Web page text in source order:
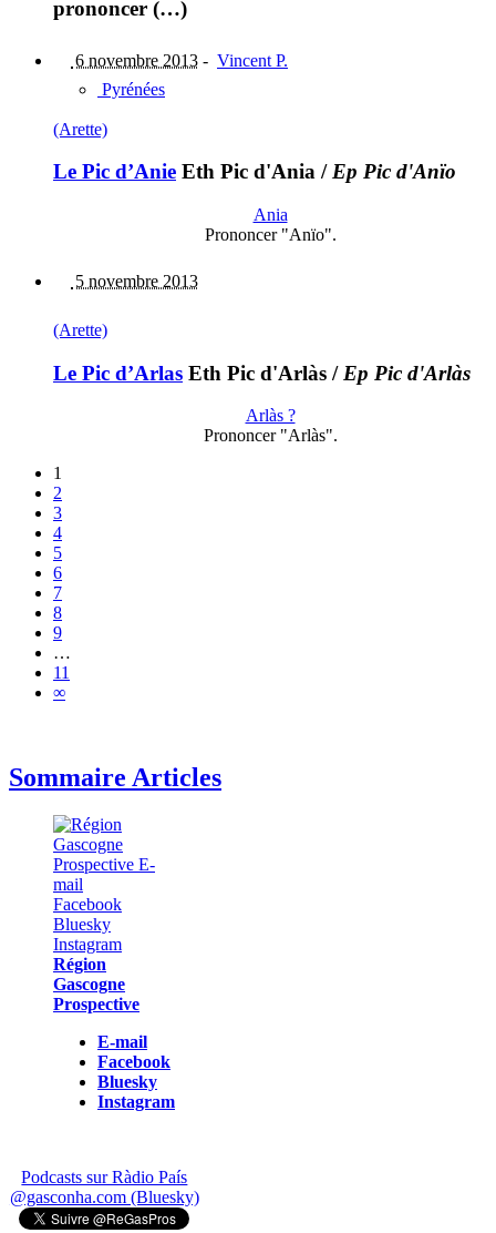
prononcer (…)
6 novembre 2013 - Vincent P.
Pyrénées
(Arette)
Le Pic d’Anie Eth Pic d'Ania /Ep Pic d'Anïo
Ania
Prononcer "Anïo".
5 novembre 2013
(Arette)
Le Pic d’Arlas Eth Pic d'Arlàs / Ep Pic d'Arlàs
Arlàs ?
Prononcer "Arlàs".
1
2
3
4
5
6
7
8
9
…
11
∞
Sommaire Articles
Région
Gascogne
Prospective
E-mail
Facebook
Bluesky
Instagram
Podcasts sur Ràdio País
@gasconha.com (Bluesky)